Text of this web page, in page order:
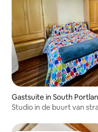
Gastsuite in South
Studio in de buurt van